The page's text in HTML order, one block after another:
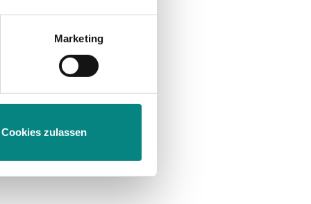
Abschnitt Einzelheiten
Marketing
Cookies zulassen